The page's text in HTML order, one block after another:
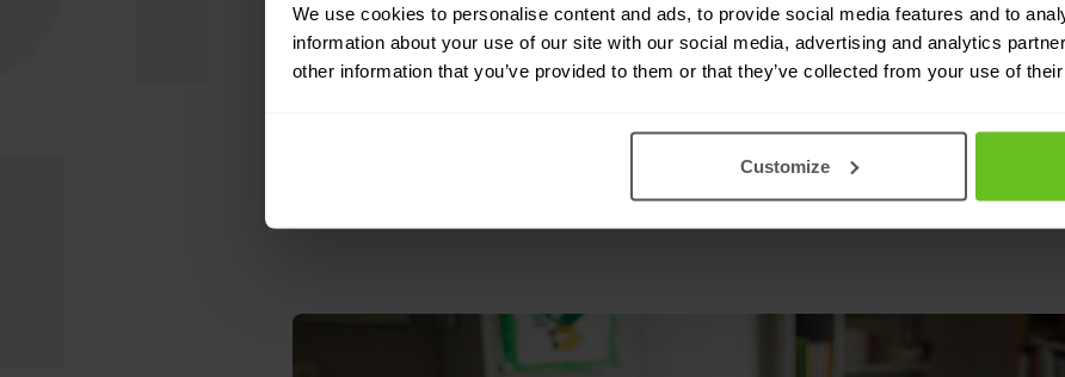
We use cookies to personalise content and ads, to provide social media features and to
information about your use of our site with our social media, advertising and analytics
other information that you’ve provided to them or that they’ve collected from your use of
Customize
konfrontiert. Man wollte neue Technologien und Möglichkeiten
Wi-Fi-Netz war der Belastung nicht gewachsen. Über die